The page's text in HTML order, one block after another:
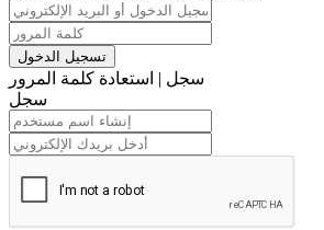
تسجيل الدخول
سجل | استعادة كلمة المرور
سجل